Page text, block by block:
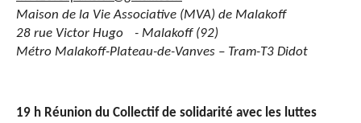
Maison de la Vie Associative (MVA) de Malakoff
28 rue Victor Hugo - Malakoff (92)
Métro Malakoff-Plateau-de-Vanves – Tram-T3 Didot
19 h Réunion du Collectif de solidarité avec les luttes